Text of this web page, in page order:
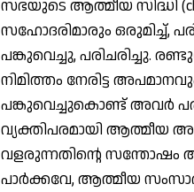
സഭയുടെ ആത്മീയ സിദ്ധി
സഹോദരിമാരും ഒരുമിച്ച്,
പങ്കുവെച്ചു, പരിചരിച്ചു.
നിമിത്തം നേരിട്ട
പങ്കുവെച്ചുകൊണ്ട് അവര്‍
വ്യക്തിപരമായി ആത്മീയ
വളരുന്നതിന്റെ സന്തോഷം
പാര്‍ക്കവേ, ആത്മീയ